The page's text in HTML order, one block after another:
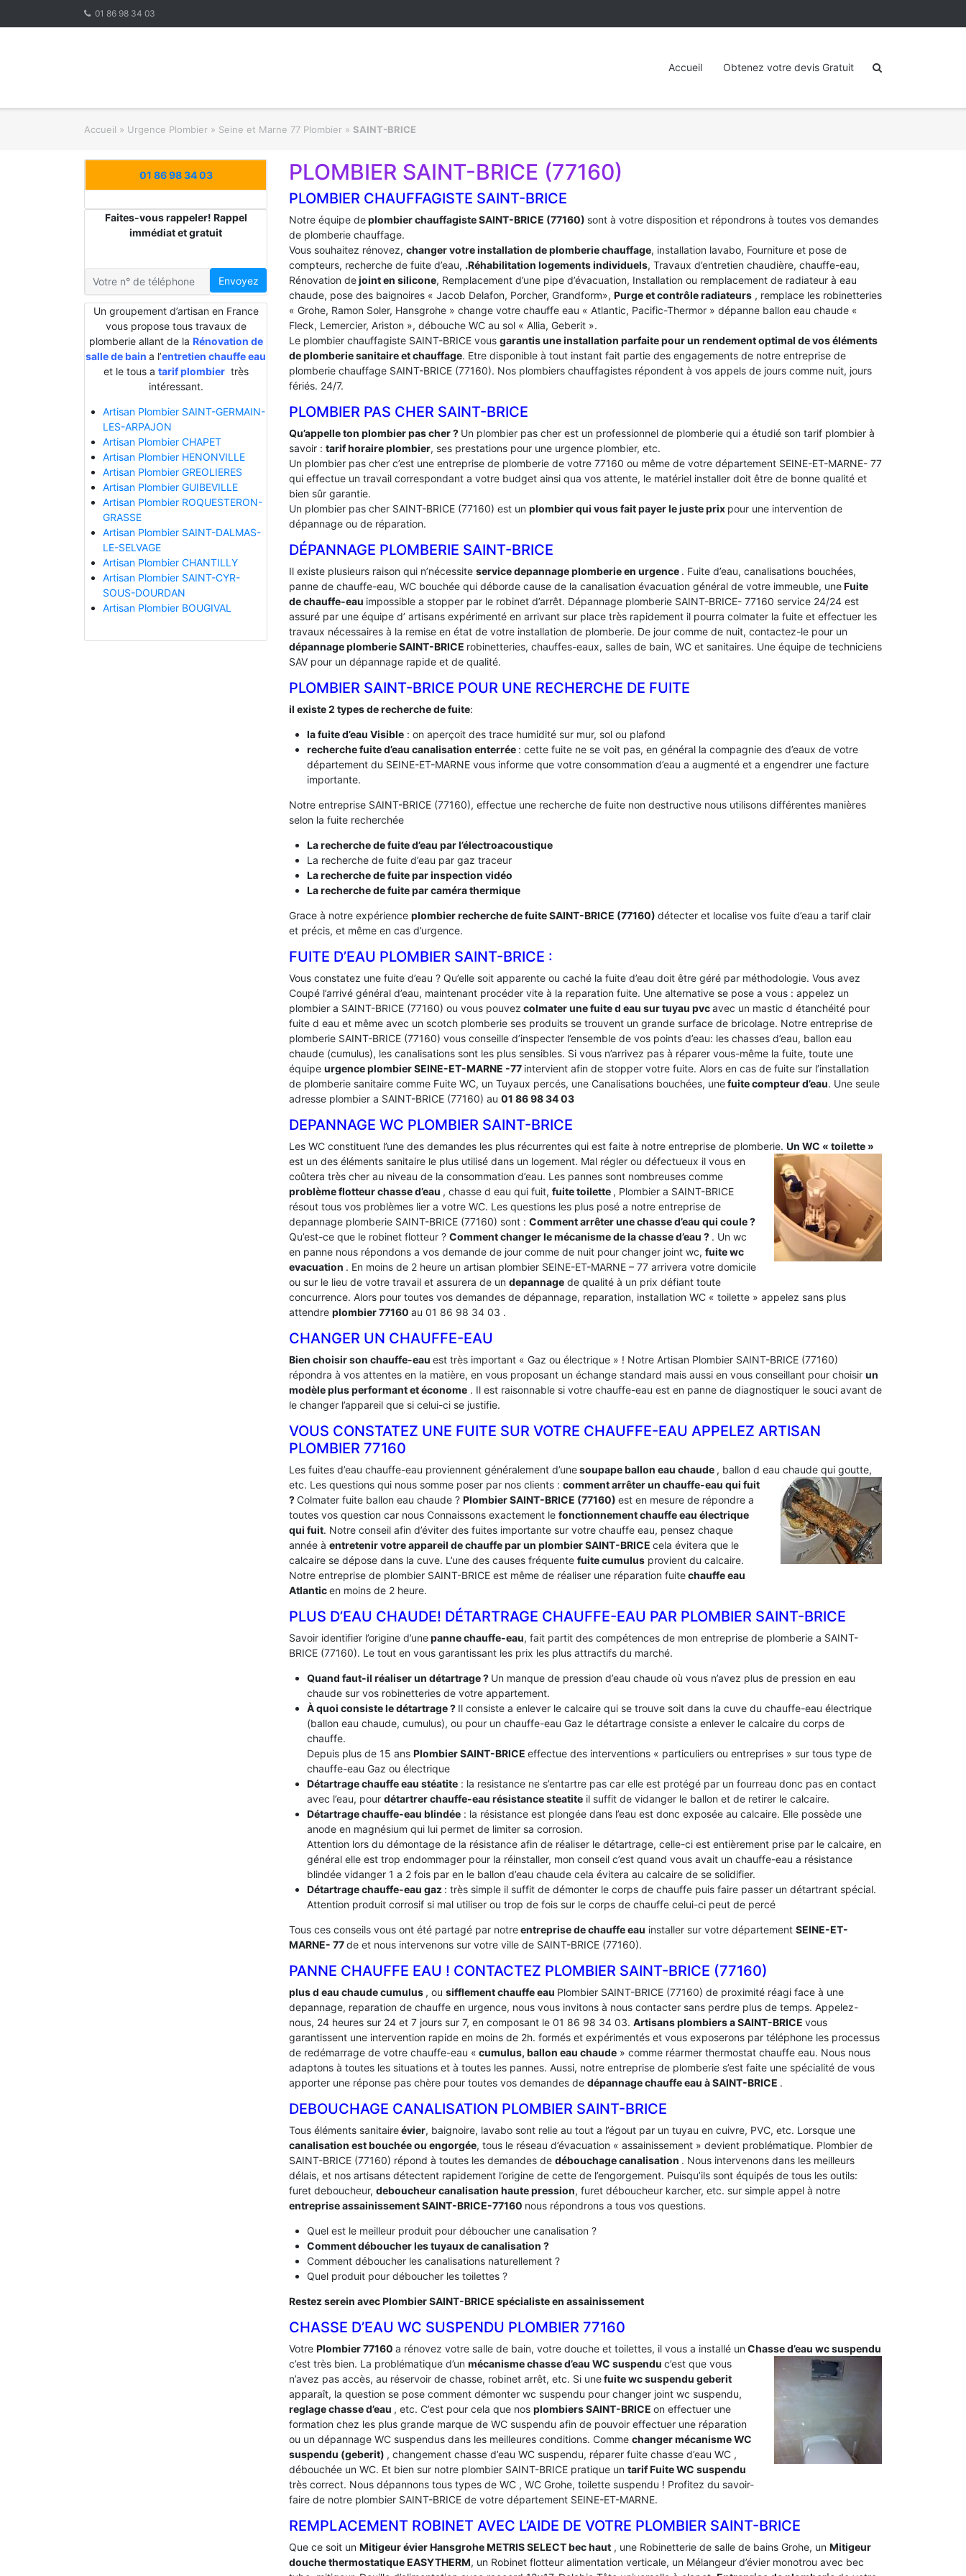
01 86 98 34 03
Accueil Obtenez votre devis Gratuit
Accueil » Urgence Plombier » Seine et Marne 77 Plombier » SAINT-BRICE
01 86 98 34 03
Faites-vous rappeler! Rappel
immédiat et gratuit
Envoyez
Un groupement d’artisan en France
vous propose tous travaux de
plomberie allant de la Rénovation de
salle de bain a l’entretien chauffe eau
et le tous a tarif plombiertrès
intéressant.
Artisan Plombier SAINT-GERMAIN-
LES-ARPAJON
Artisan Plombier CHAPET
Artisan Plombier HENONVILLE
Artisan Plombier GREOLIERES
Artisan Plombier GUIBEVILLE
Artisan Plombier ROQUESTERON-
GRASSE
Artisan Plombier SAINT-DALMAS-
LE-SELVAGE
Artisan Plombier CHANTILLY
Artisan Plombier SAINT-CYR-
SOUS-DOURDAN
Artisan Plombier BOUGIVAL
PLOMBIER SAINT-BRICE (77160)
PLOMBIER CHAUFFAGISTE SAINT-BRICE
Notre équipe deplombier chauffagiste SAINT-BRICE (77160) sont à votre disposition et répondrons à toutes vos demandes
de plomberie chauffage.
Vous souhaitez rénovez, changer votre installation de plomberie chauffage, installation lavabo, Fourniture et pose de
compteurs, recherche de fuite d’eau, .Réhabilitation logements individuels, Travaux d’entretien chaudière, chauffe-eau,
Rénovation dejoint en silicone, Remplacement d’une pipe d’évacuation, Installation ou remplacement de radiateur à eau
chaude, pose des baignoires « Jacob Delafon, Porcher, Grandform», Purge et contrôle radiateurs , remplace les robinetteries
« Grohe, Ramon Soler, Hansgrohe » change votre chauffe eau « Atlantic, Pacific-Thermor » dépanne ballon eau chaude «
Fleck, Lemercier, Ariston », débouche WC au sol « Allia, Geberit ».
Le plombier chauffagiste SAINT-BRICE vous garantis une installation parfaite pour un rendement optimal de vos éléments
de plomberie sanitaire et chauffage. Etre disponible à tout instant fait partie des engagements de notre entreprise de
plomberie chauffage SAINT-BRICE (77160). Nos plombiers chauffagistes répondent à vos appels de jours comme nuit, jours
fériés. 24/7.
PLOMBIER PAS CHER SAINT-BRICE
Qu’appelle ton plombier pas cher ? Un plombier pas cher est un professionnel de plomberie qui a étudié son tarif plombier à
savoir : tarif horaire plombier, ses prestations pour une urgence plombier, etc.
Un plombier pas cher c’est une entreprise de plomberie de votre 77160 ou même de votre département SEINE-ET-MARNE- 77
qui effectue un travail correspondant a votre budget ainsi qua vos attente, le matériel installer doit être de bonne qualité et
bien sûr garantie.
Un plombier pas cher SAINT-BRICE (77160) est un plombier qui vous fait payer le juste prix pour une intervention de
dépannage ou de réparation.
DÉPANNAGE PLOMBERIE SAINT-BRICE
Il existe plusieurs raison qui n’nécessite service depannage plomberie en urgence . Fuite d’eau, canalisations bouchées,
panne de chauffe-eau, WC bouchée qui déborde cause de la canalisation évacuation général de votre immeuble, uneFuite
de chauffe-eau impossible a stopper par le robinet d’arrêt. Dépannage plomberie SAINT-BRICE- 77160 service 24/24 est
assuré par une équipe d’ artisans expérimenté en arrivant sur place très rapidement il pourra colmater la fuite et effectuer les
travaux nécessaires à la remise en état de votre installation de plomberie. De jour comme de nuit, contactez-le pour un
dépannage plomberie SAINT-BRICE robinetteries, chauffes-eaux, salles de bain, WC et sanitaires. Une équipe de techniciens
SAV pour un dépannage rapide et de qualité.
PLOMBIER SAINT-BRICE POUR UNE RECHERCHE DE FUITE
il existe 2 types de recherche de fuite:
la fuite d’eau Visible: on aperçoit des trace humidité sur mur, sol ou plafond
recherche fuite d’eau canalisation enterrée : cette fuite ne se voit pas, en général la compagnie des d’eaux de votre
département du SEINE-ET-MARNE vous informe que votre consommation d’eau a augmenté et a engendrer une facture
importante.
Notre entreprise SAINT-BRICE (77160), effectue une recherche de fuite non destructive nous utilisons différentes manières
selon la fuite recherchée
La recherche de fuite d’eau par l’électroacoustique
La recherche de fuite d’eau par gaz traceur
La recherche de fuite par inspection vidéo
La recherche de fuite par caméra thermique
Grace à notre expérience plombier recherche de fuite SAINT-BRICE (77160) détecter et localise vos fuite d’eau a tarif clair
et précis, et même en cas d’urgence.
FUITE D’EAU PLOMBIER SAINT-BRICE :
Vous constatez une fuite d’eau ? Qu’elle soit apparente ou caché la fuite d’eau doit être géré par méthodologie. Vous avez
Coupé l’arrivé général d’eau, maintenant procéder vite à la reparation fuite. Une alternative se pose a vous : appelez un
plombier a SAINT-BRICE (77160) ou vous pouvez colmater une fuite d eau sur tuyau pvcavec un mastic d étanchéité pour
fuite d eau et même avec un scotch plomberie ses produits se trouvent un grande surface de bricolage. Notre entreprise de
plomberie SAINT-BRICE (77160) vous conseille d’inspecter l’ensemble de vos points d’eau: les chasses d’eau, ballon eau
chaude (cumulus), les canalisations sont les plus sensibles. Si vous n’arrivez pas à réparer vous-même la fuite, toute une
équipe urgence plombier SEINE-ET-MARNE -77 intervient afin de stopper votre fuite. Alors en cas de fuite sur l’installation
de plomberie sanitaire comme Fuite WC, un Tuyaux percés, une Canalisations bouchées, unefuite compteur d’eau. Une seule
adresse plombier a SAINT-BRICE (77160) au 01 86 98 34 03
DEPANNAGE WC PLOMBIER SAINT-BRICE
Les WC constituent l’une des demandes les plus récurrentes qui est faite à notre entreprise de plomberie. Un WC « toilette »
est un des éléments sanitaire le plus utilisé dans un logement. Mal régler ou défectueux il vous en
coûtera très cher au niveau de la consommation d’eau. Les pannes sont nombreuses comme
problème flotteur chasse d’eau , chasse d eau qui fuit, fuite toilette , Plombier a SAINT-BRICE
résout tous vos problèmes lier a votre WC. Les questions les plus posé a notre entreprise de
depannage plomberie SAINT-BRICE (77160) sont : Comment arrêter une chasse d’eau qui coule ?
Qu’est-ce que le robinet flotteur ? Comment changer le mécanisme de la chasse d’eau ? . Un wc
en panne nous répondons a vos demande de jour comme de nuit pour changer joint wc, fuite wc
evacuation . En moins de 2 heure un artisan plombier SEINE-ET-MARNE – 77 arrivera votre domicile
ou sur le lieu de votre travail et assurera de un depannage de qualité à un prix défiant toute
concurrence. Alors pour toutes vos demandes de dépannage, reparation, installation WC « toilette » appelez sans plus
attendre plombier 77160 au 01 86 98 34 03 .
CHANGER UN CHAUFFE-EAU
Bien choisir son chauffe-eau est très important « Gaz ou électrique » ! Notre Artisan Plombier SAINT-BRICE (77160)
répondra à vos attentes en la matière, en vous proposant un échange standard mais aussi en vous conseillant pour choisir un
modèle plus performant et économe . Il est raisonnable si votre chauffe-eau est en panne de diagnostiquer le souci avant de
le changer l’appareil que si celui-ci se justifie.
VOUS CONSTATEZ UNE FUITE SUR VOTRE CHAUFFE-EAU APPELEZ ARTISAN
PLOMBIER 77160
Les fuites d’eau chauffe-eau proviennent généralement d’unesoupape ballon eau chaude , ballon d eau chaude qui goutte,
etc. Les questions qui nous somme poser par nos clients : comment arrêter un chauffe-eau qui fuit
?Colmater fuite ballon eau chaude ? Plombier SAINT-BRICE (77160) est en mesure de répondre a
toutes vos question car nous Connaissons exactement le fonctionnement chauffe eau électrique
qui fuit. Notre conseil afin d’éviter des fuites importante sur votre chauffe eau, pensez chaque
année à entretenir votre appareil de chauffe par un plombier SAINT-BRICE cela évitera que le
calcaire se dépose dans la cuve. L’une des causes fréquente fuite cumulus provient du calcaire.
Notre entreprise de plombier SAINT-BRICE est même de réaliser une réparation fuitechauffe eau
Atlanticen moins de 2 heure.
PLUS D’EAU CHAUDE! DÉTARTRAGE CHAUFFE-EAU PAR PLOMBIER SAINT-BRICE
Savoir identifier l’origine d’unepanne chauffe-eau, fait partit des compétences de mon entreprise de plomberie a SAINT-
BRICE (77160). Le tout en vous garantissant les prix les plus attractifs du marché.
Quand faut-il réaliser un détartrage ? Un manque de pression d’eau chaude où vous n’avez plus de pression en eau
chaude sur vos robinetteries de votre appartement.
À quoi consiste le détartrage ? Il consiste a enlever le calcaire qui se trouve soit dans la cuve du chauffe-eau électrique
(ballon eau chaude, cumulus), ou pour un chauffe-eau Gaz le détartrage consiste a enlever le calcaire du corps de
chauffe.
Depuis plus de 15 ans Plombier SAINT-BRICE effectue des interventions « particuliers ou entreprises » sur tous type de
chauffe-eau Gaz ou électrique
Détartrage chauffe eau stéatite: la resistance ne s’entartre pas car elle est protégé par un fourreau donc pas en contact
avec l’eau, pour détartrer chauffe-eau résistance steatiteil suffit de vidanger le ballon et de retirer le calcaire.
Détartrage chauffe-eau blindée: la résistance est plongée dans l’eau est donc exposée au calcaire. Elle possède une
anode en magnésium qui lui permet de limiter sa corrosion.
Attention lors du démontage de la résistance afin de réaliser le détartrage, celle-ci est entièrement prise par le calcaire, en
général elle est trop endommager pour la réinstaller, mon conseil c’est quand vous avait un chauffe-eau a résistance
blindée vidanger 1 a 2 fois par en le ballon d’eau chaude cela évitera au calcaire de se solidifier.
Détartrage chauffe-eau gaz : très simple il suffit de démonter le corps de chauffe puis faire passer un détartrant spécial.
Attention produit corrosif si mal utiliser ou trop de fois sur le corps de chauffe celui-ci peut de percé
Tous ces conseils vous ont été partagé par notreentreprise de chauffe eau installer sur votre département SEINE-ET-
MARNE- 77de et nous intervenons sur votre ville de SAINT-BRICE (77160).
PANNE CHAUFFE EAU ! CONTACTEZ PLOMBIER SAINT-BRICE (77160)
plus d eau chaude cumulus , ou sifflement chauffe eau Plombier SAINT-BRICE (77160) de proximité réagi face à une
depannage, reparation de chauffe en urgence, nous vous invitons à nous contacter sans perdre plus de temps. Appelez-
nous, 24 heures sur 24 et 7 jours sur 7, en composant le 01 86 98 34 03. Artisans plombiers a SAINT-BRICE vous
garantissent une intervention rapide en moins de 2h. formés et expérimentés et vous exposerons par téléphone les processus
de redémarrage de votre chauffe-eau « cumulus, ballon eau chaude » comme réarmer thermostat chauffe eau. Nous nous
adaptons à toutes les situations et à toutes les pannes. Aussi, notre entreprise de plomberie s’est faite une spécialité de vous
apporter une réponse pas chère pour toutes vos demandes de dépannage chauffe eau à SAINT-BRICE .
DEBOUCHAGE CANALISATION PLOMBIER SAINT-BRICE
Tous éléments sanitaireévier, baignoire, lavabo sont relie au tout a l’égout par un tuyau en cuivre, PVC, etc. Lorsque une
canalisation est bouchée ou engorgée, tous le réseau d’évacuation « assainissement » devient problématique. Plombier de
SAINT-BRICE (77160) répond à toutes les demandes de débouchage canalisation . Nous intervenons dans les meilleurs
délais, et nos artisans détectent rapidement l’origine de cette de l’engorgement. Puisqu’ils sont équipés de tous les outils:
furet deboucheur, deboucheur canalisation haute pression, furet déboucheur karcher, etc. sur simple appel à notre
entreprise assainissement SAINT-BRICE-77160 nous répondrons a tous vos questions.
Quel est le meilleur produit pour déboucher une canalisation ?
Comment déboucher les tuyaux de canalisation ?
Comment déboucher les canalisations naturellement ?
Quel produit pour déboucher les toilettes ?
Restez serein avec Plombier SAINT-BRICE spécialiste en assainissement
CHASSE D’EAU WC SUSPENDU PLOMBIER 77160
Votre Plombier 77160 a rénovez votre salle de bain, votre douche et toilettes, il vous a installé unChasse d’eau wcsuspendu
c’est très bien. La problématique d’un mécanisme chasse d’eau WC suspendu c’est que vous
n’avez pas accès, au réservoir de chasse, robinet arrêt, etc. Si unefuite wc suspendu geberit
apparaît, la question se pose comment démonter wc suspendu pour changer joint wc suspendu,
reglage chasse d’eau , etc. C’est pour cela que nos plombiers SAINT-BRICE on effectuer une
formation chez les plus grande marque de WC suspendu afin de pouvoir effectuer une réparation
ou un dépannage WC suspendus dans les meilleures conditions. Comme changer mécanisme WC
suspendu (geberit) , changement chasse d’eau WC suspendu, réparer fuite chasse d’eau WC ,
débouchée un WC. Et bien sur notre plombier SAINT-BRICE pratique un tarif Fuite WC suspendu
très correct. Nous dépannons tous types de WC , WC Grohe, toilette suspendu ! Profitez du savoir-
faire de notre plombier SAINT-BRICE de votre département SEINE-ET-MARNE.
REMPLACEMENT ROBINET AVEC L’AIDE DE VOTRE PLOMBIER SAINT-BRICE
Que ce soit un Mitigeur évier Hansgrohe METRIS SELECT bec haut , une Robinetterie de salle de bains Grohe, un Mitigeur
douche thermostatique EASYTHERM, un Robinet flotteur alimentation verticale, un Mélangeur d’évier monotrou avec bec